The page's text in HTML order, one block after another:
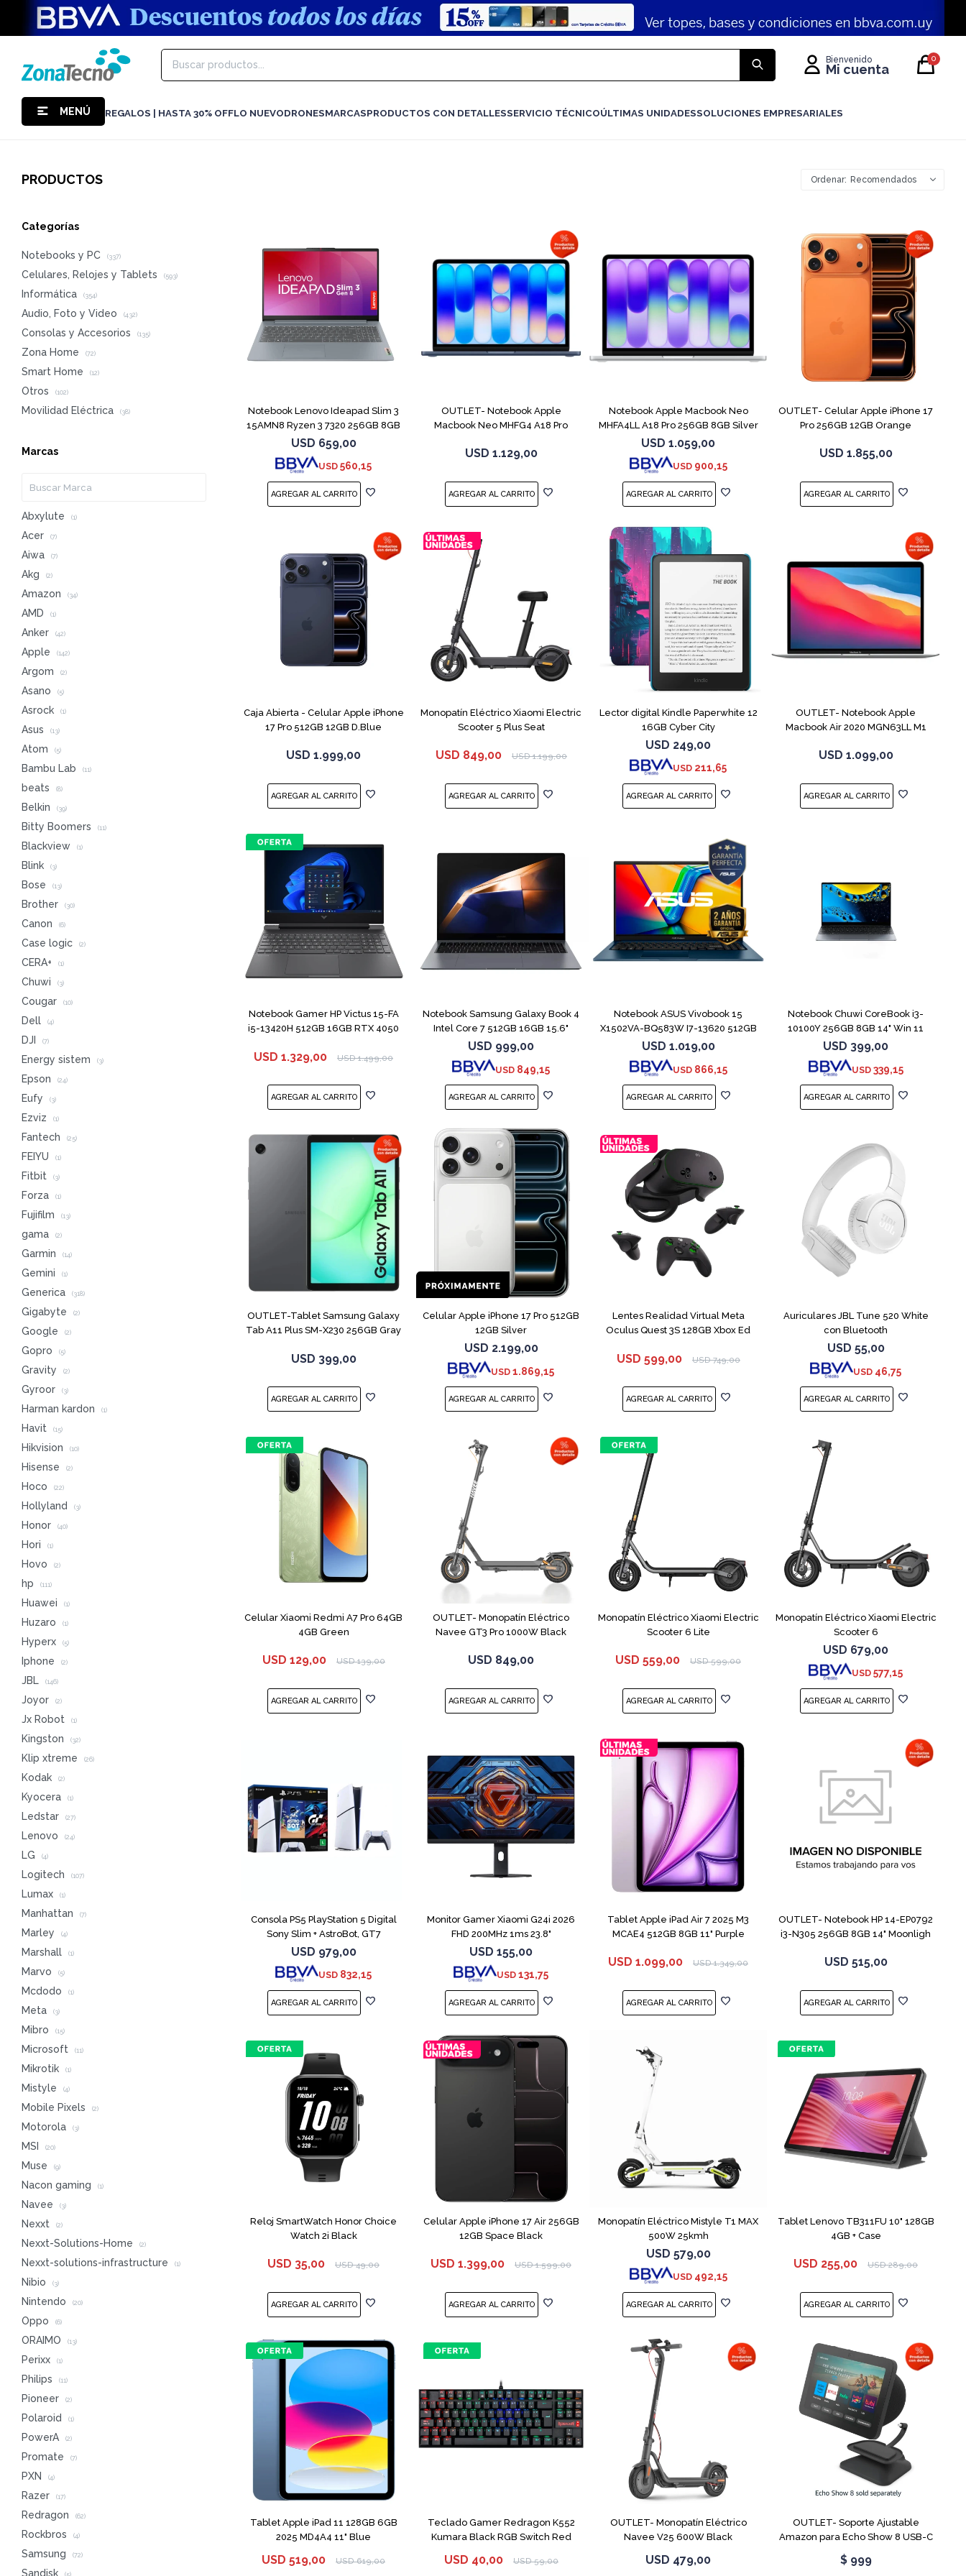
MENÚ REGALOS | HASTA 30% OFFLO NUEVODRONESMARCASPRODUCTOS CON DETALLESSERVICIO TÉCNICOÚLTIMAS UNIDADESSOLUCIONES EMPRESARIALES
0
PRODUCTOS Recomendados
Notebook Lenovo Ideapad Slim 3
15AMN8 Ryzen 3 7320 256GB 8GB
USD 659,00
USD 560,15
OUTLET- Notebook Apple
Macbook Neo MHFG4 A18 Pro
USD 1.129,00
Notebook Apple Macbook Neo
MHFA4LL A18 Pro 256GB 8GB Silver
USD 1.059,00
USD 900,15
OUTLET- Celular Apple iPhone 17
Pro 256GB 12GB Orange
USD 1.855,00
COMPARAR
Caja Abierta - Celular Apple iPhone
17 Pro 512GB 12GB D.Blue
USD 1.999,00
Monopatín Eléctrico Xiaomi Electric
Scooter 5 Plus Seat
USD 849,00 USD 1.199,00
Lector digital Kindle Paperwhite 12
16GB Cyber City
USD 249,00
USD 211,65
OUTLET- Notebook Apple
Macbook Air 2020 MGN63LL M1
USD 1.099,00
Notebook Gamer HP Victus 15-FA
i5-13420H 512GB 16GB RTX 4050
USD 1.329,00 USD 1.499,00
Notebook Samsung Galaxy Book 4
Intel Core 7 512GB 16GB 15.6"
USD 999,00
USD 849,15
Notebook ASUS Vivobook 15
X1502VA-BQ583W I7-13620 512GB
16GB
USD 1.019,00
USD 866,15
Notebook Chuwi CoreBook i3-
10100Y 256GB 8GB 14" Win 11
USD 399,00
USD 339,15
OUTLET-Tablet Samsung Galaxy
Tab A11 Plus SM-X230 256GB Gray
USD 399,00
Celular Apple iPhone 17 Pro 512GB
12GB Silver
USD 2.199,00
USD 1.869,15
COMPARAR
Lentes Realidad Virtual Meta
Oculus Quest 3S 128GB Xbox Ed
USD 599,00 USD 749,00
Auriculares JBL Tune 520 White
con Bluetooth
USD 55,00
USD 46,75
Celular Xiaomi Redmi A7 Pro 64GB
4GB Green
USD 129,00 USD 139,00
COMPARAR
OUTLET- Monopatín Eléctrico
Navee GT3 Pro 1000W Black
USD 849,00
Monopatín Eléctrico Xiaomi Electric
Scooter 6 Lite
USD 559,00 USD 599,00
Monopatín Eléctrico Xiaomi Electric
Scooter 6
USD 679,00
USD 577,15
Consola PS5 PlayStation 5 Digital
Sony Slim + AstroBot, GT7
USD 979,00
USD 832,15
Monitor Gamer Xiaomi G24i 2026
FHD 200MHz 1ms 23.8"
USD 155,00
USD 131,75
Tablet Apple iPad Air 7 2025 M3
MCAE4 512GB 8GB 11" Purple
USD 1.099,00 USD 1.349,00
OUTLET- Notebook HP 14-EP0792
i3-N305 256GB 8GB 14" Moonligh
USD 515,00
Reloj SmartWatch Honor Choice
Watch 2i Black
USD 35,00 USD 49,00
Celular Apple iPhone 17 Air 256GB
12GB Space Black
USD 1.399,00 USD 1.599,00
COMPARAR
Monopatín Eléctrico Mistyle T1 MAX
500W 25kmh
USD 579,00
USD 492,15
Tablet Lenovo TB311FU 10" 128GB
4GB + Case
USD 255,00 USD 289,00
Tablet Apple iPad 11 128GB 6GB
2025 MD4A4 11" Blue
USD 519,00 USD 619,00
Teclado Gamer Redragon K552
Kumara Black RGB Switch Red
USD 40,00 USD 59,00
OUTLET- Monopatín Eléctrico
Navee V25 600W Black
USD 479,00
OUTLET- Soporte Ajustable
Amazon para Echo Show 8 USB-C
$ 999
Categorías
Notebooks y PC (337)
Celulares, Relojes y Tablets (593)
Informática (354)
Audio, Foto y Video (432)
Consolas y Accesorios (135)
Zona Home (72)
Smart Home (12)
Otros (102)
Movilidad Eléctrica (38)
Marcas
Abxylute (1)
Acer (7)
Aiwa (7)
Akg (2)
Amazon (34)
AMD (1)
Anker (42)
Apple (142)
Argom (2)
Asano (5)
Asrock (1)
Asus (13)
Atom (5)
Bambu Lab (11)
beats (8)
Belkin (39)
Bitty Boomers (11)
Blackview (1)
Blink (3)
Bose (13)
Brother (30)
Canon (6)
Case logic (2)
CERA+ (1)
Chuwi (3)
Cougar (10)
Dell (4)
DJI (7)
Energy sistem (3)
Epson (24)
Eufy (3)
Ezviz (1)
Fantech (25)
FEIYU (1)
Fitbit (3)
Forza (1)
Fujifilm (13)
gama (2)
Garmin (14)
Gemini (1)
Generica (318)
Gigabyte (2)
Google (2)
Gopro (5)
Gravity (2)
Gyroor (3)
Harman kardon (1)
Havit (15)
Hikvision (10)
Hisense (2)
Hoco (22)
Hollyland (3)
Honor (40)
Hori (1)
Hovo (2)
hp (111)
Huawei (1)
Huzaro (1)
Hyperx (5)
Iphone (2)
JBL (146)
Joyor (2)
Jx Robot (1)
Kingston (32)
Klip xtreme (26)
Kodak (2)
Kyocera (1)
Ledstar (27)
Lenovo (24)
LG (4)
Logitech (107)
Lumax (1)
Manhattan (7)
Marley (4)
Marshall (1)
Marvo (5)
Mcdodo (1)
Meta (3)
Mibro (15)
Microsoft (11)
Mikrotik (1)
Mistyle (4)
Mobile Pixels (2)
Motorola (3)
MSI (20)
Muse (9)
Nacon gaming (1)
Navee (3)
Nexxt (2)
Nexxt-Solutions-Home (2)
Nexxt-solutions-infrastructure (1)
Nibio (3)
Nintendo (20)
Oppo (6)
ORAIMO (13)
Perixx (1)
Philips (11)
Pioneer (2)
Polaroid (1)
PowerA (2)
Promate (7)
PXN (4)
Razer (17)
Redragon (62)
Rockbros (4)
Samsung (72)
Sandisk (5)